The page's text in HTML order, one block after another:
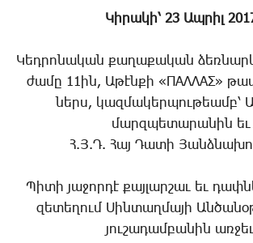
Կիրակի՝ 23 Ապրիլ
Կեդրոնական քաղաքական
ժամը 11ին, Աթէնքի «ΠΑΛΛΑΣ»
ներս, կազմակերպութեամբ՝
մարզպետարանին եւ
Հ.Յ.Դ. Հայ Դատի
Պիտի յաջորդէ քայլարշաւ եւ
զետեղում Սինտաղմայի
յուշադամբանին